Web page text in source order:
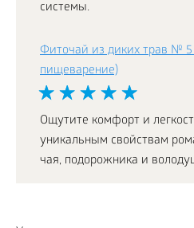
системы.
Фиточай из диких трав №
пищеварение)
Ощутите комфорт и
уникальным свойствам
чая, подорожника и